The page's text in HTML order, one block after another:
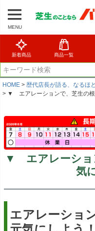
MENU
新着商品 商品一覧
HOME 歴代店長が語る、なるほ
▼ エアレーションで、芝生の根
▼ エアレーショ
気
エアレーショ